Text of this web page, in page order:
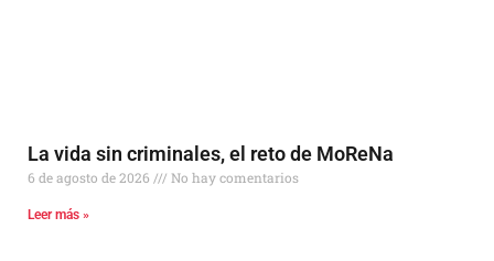
La vida sin criminales, el reto de MoReNa
6 de agosto de 2026 No hay comentarios
Leer más »